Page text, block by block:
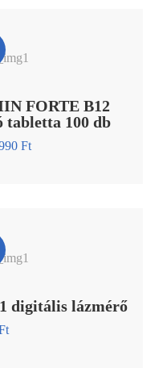
FORTE B12
100 db
Ft
digitális lázmérő